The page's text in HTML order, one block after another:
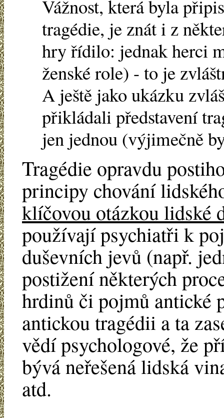
Vážnost, která byla
tragédie, je znát i z
hry řídilo: jednak herci
ženské role) - to je
A ještě jako ukázku
přikládali představení
jen jednou (výjimečně
Tragédie opravdu
principy chování
klíčovou otázkou lidské
používají psychiatři k
duševních jevů (např.
postižení některých
hrdinů či pojmů antické
antickou tragédii a ta
vědí psychologové, že
bývá neřešená lidská
atd.